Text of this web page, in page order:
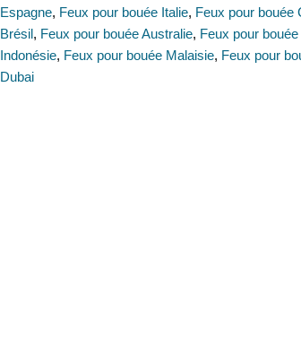
Espagne, Feux pour bouée Italie, Feux pour bouée
Brésil, Feux pour bouée Australie, Feux pour
Indonésie, Feux pour bouée Malaisie, Feux pour
Dubai